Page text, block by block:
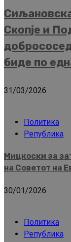
Скопје и
биде по
31/03/2026
Политика
Република
Мицкоски за
на Советот на
30/01/2026
Политика
Република